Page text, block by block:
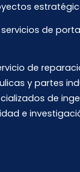
de
de
y partes
de
e